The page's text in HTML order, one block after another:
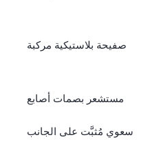
صفيحة بلاستيكية مركبة
مستشعر بصمات أصابع
سعوي مُثبَّت على الجانب